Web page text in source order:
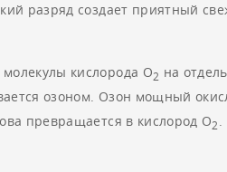
разряд создает приятный
кислорода О2 на
озоном. Озон мощный
превращается в кислород О2